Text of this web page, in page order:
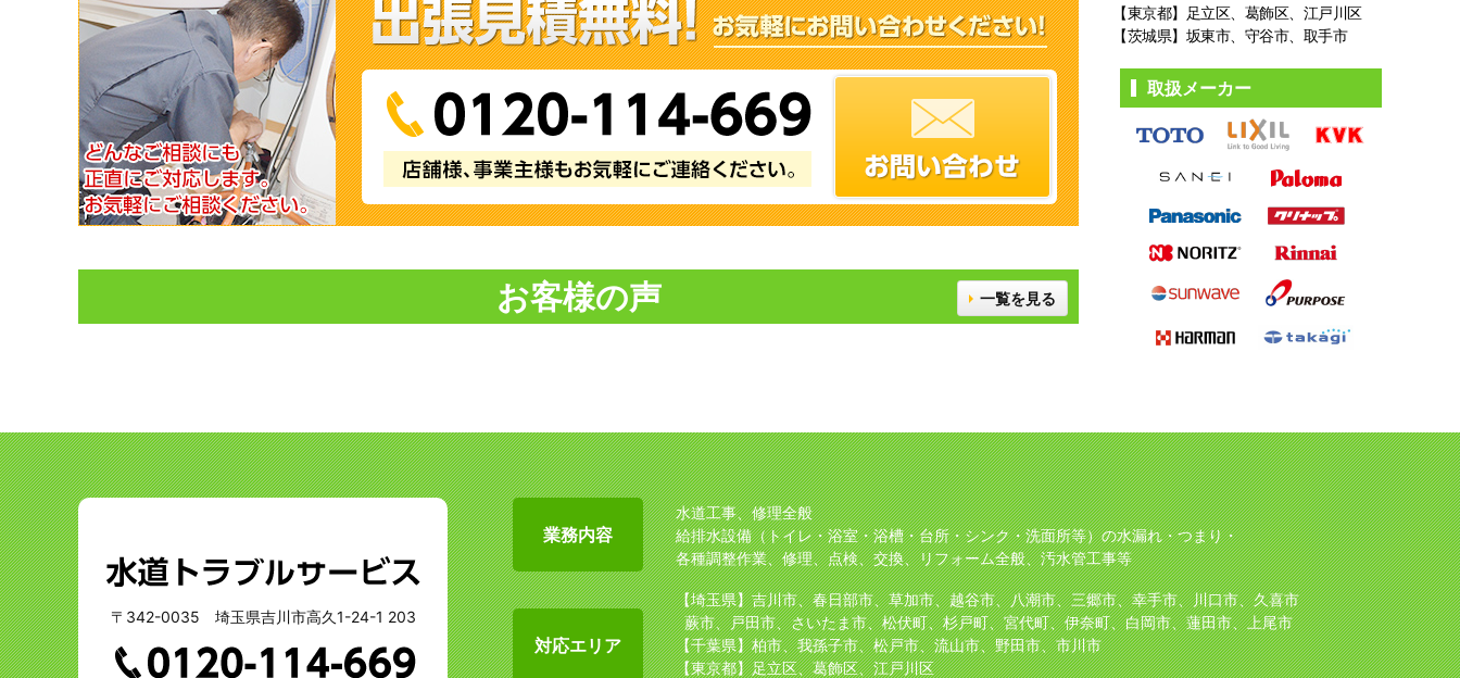
お客様の声 一覧を見る
【東京都】足立区、葛飾区、江戸川区
【茨城県】坂東市、守谷市、取手市
取扱メーカー
〒342-0035 埼玉県吉川市高久1-24-1 203
業務内容
水道工事、修理全般
給排水設備（トイレ・浴室・浴槽・台所・シンク・洗面所等）の水漏れ・つまり・
各種調整作業、修理、点検、交換、リフォーム全般、汚水管工事等
対応エリア
【埼玉県】吉川市、春日部市、草加市、越谷市、八潮市、三郷市、幸手市、川口市、久喜市
蕨市、戸田市、さいたま市、松伏町、杉戸町、宮代町、伊奈町、白岡市、蓮田市、上尾市
【千葉県】柏市、我孫子市、松戸市、流山市、野田市、市川市
【東京都】足立区、葛飾区、江戸川区